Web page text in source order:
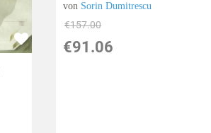
von Sorin Dumitrescu
€157.00
€91.06